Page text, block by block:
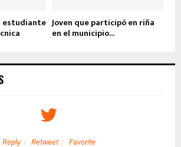
estudiante Joven que participó en riña
en el municipio...
Reply Retweet Favorite